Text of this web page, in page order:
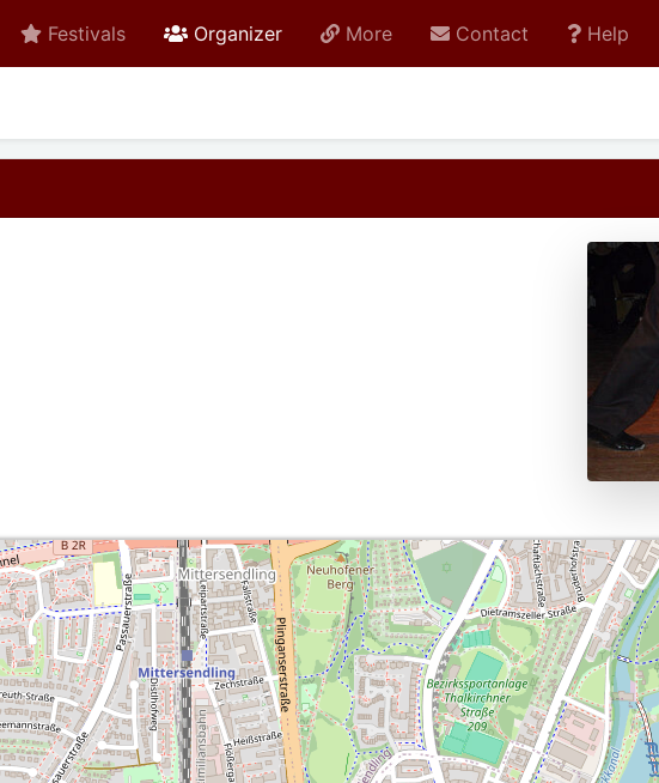
Festivals Organizeractive More Contact Help